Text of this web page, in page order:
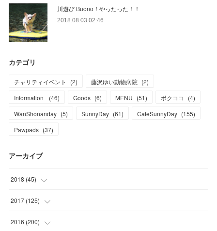
川遊び Buono！やったった！！
2018.08.03 02:46
カテゴリ
チャリティイベント (2) 藤沢ゆい動物病院 (2)
Information
(46) Goods (6) MENU (51) ボクココ (4)
WanShonanday (5) SunnyDay (61) CafeSunnyDay (155)
Pawpads (37)
アーカイブ
2018 (45)
(1)
(1)
2017 (125)
(6)
2016 (200)